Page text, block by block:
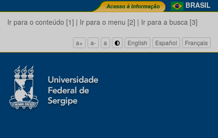
BRASIL
Ir para o conteúdo [1] | Ir para o menu [2] | Ir para a busca [3]
a+ a- a English Español Français